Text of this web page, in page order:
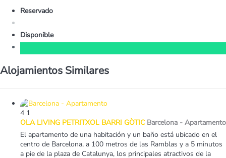
Reservado
Disponible
Alojamientos Similares
4 1
OLA LIVING PETRITXOL BARRI GÒTIC Barcelona - Apartamento
El apartamento de una habitación y un baño está ubicado en el
centro de Barcelona, a 100 metros de las Ramblas y a 5 minutos
a pie de la plaza de Catalunya, los principales atractivos de la